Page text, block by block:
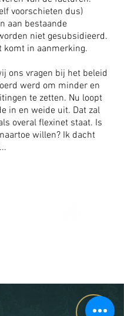
voorschieten dus)
aan bestaande
niet gesubsidieerd.
komt in aanmerking.
ons vragen bij het beleid
werd om minder en
te zetten. Nu loopt
in en weide uit. Dat zal
overal flexinet staat. Is
willen? Ik dacht